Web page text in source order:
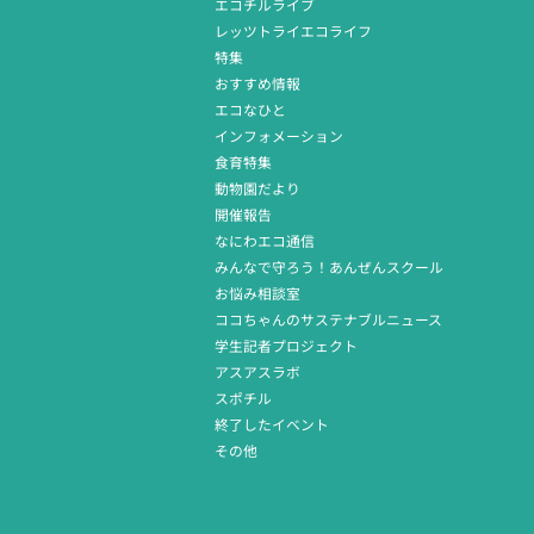
エコチルライブ
レッツトライエコライフ
特集
おすすめ情報
エコなひと
インフォメーション
食育特集
動物園だより
開催報告
なにわエコ通信
みんなで守ろう！あんぜんスクール
お悩み相談室
ココちゃんのサステナブルニュース
学生記者プロジェクト
アスアスラボ
スポチル
終了したイベント
その他